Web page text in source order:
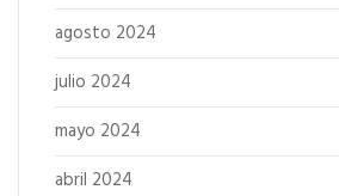
agosto 2024
julio 2024
mayo 2024
abril 2024